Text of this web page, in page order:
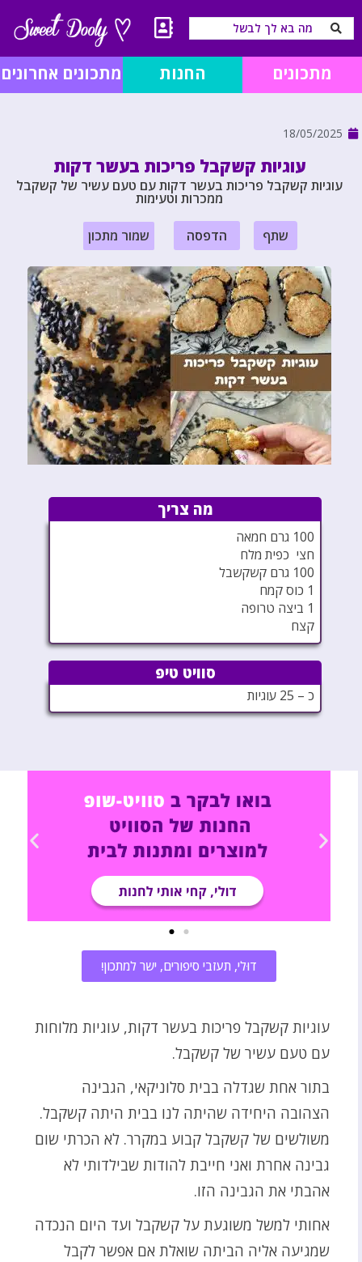
מתכונים החנות מתכונים אחרונים
18/05/2025
עוגיות קשקבל פריכות בעשר דקות
עוגיות קשקבל פריכות בעשר דקות עם טעם עשיר של קשקבל
ממכרות וטעימות
שתף הדפסה שמור מתכון
מה צריך
100 גרם חמאה
חצי כפית מלח
100 גרם קשקשבל
1 כוס קמח
1 ביצה טרופה
קצח
סוויט טיפ
כ – 25 עוגיות
דוּלי, תעזבי סיפורים, ישר למתכון!
עוגיות קשקבל פריכות בעשר דקות, עוגיות מלוחות
עם טעם עשיר של קשקבל.
בתור אחת שגדלה בבית סלוניקאי, הגבינה
הצהובה היחידה שהיתה לנו בבית היתה קשקבל.
משולשים של קשקבל קבוע במקרר. לא הכרתי שום
גבינה אחרת ואני חייבת להודות שבילדותי לא
אהבתי את הגבינה הזו.
אחותי למשל משוגעת על קשקבל ועד היום הנכדה
שמגיעה אליה הביתה שואלת אם אפשר לקבל